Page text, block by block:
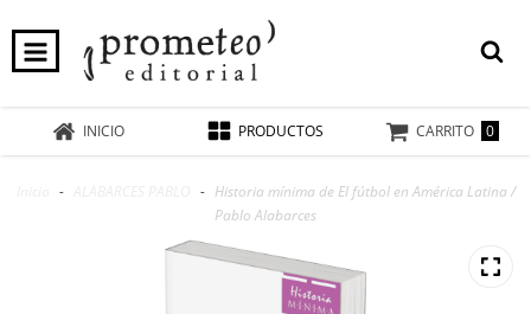
INICIO PRODUCTOS CARRITO 0
- - Historia mínima de El fútbol en América Latina /
Pablo Alabarces